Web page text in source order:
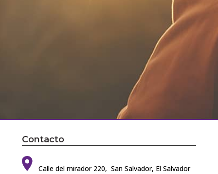
Contacto
Calle del mirador 220, San Salvador, El Salvador